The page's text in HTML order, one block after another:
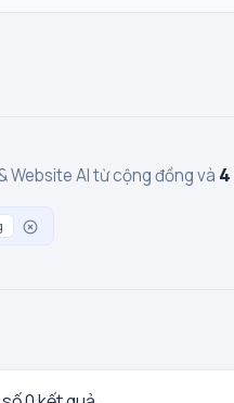
Website AI từ cộng đồng và 4